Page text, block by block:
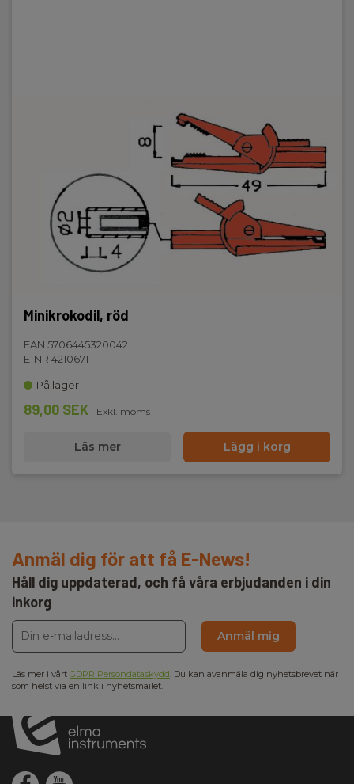
Minikrokodil, röd
EAN 5706445320042
E-NR 4210671
På lager
89,00 SEK Exkl. moms
Läs mer Lägg i korg
Anmäl dig för att få E-News!
Håll dig uppdaterad, och få våra erbjudanden i din
inkorg
Anmäl mig
Läs mer i vårt GDPR Persondataskydd. Du kan avanmäla dig nyhetsbrevet när
som helst via en link i nyhetsmailet.